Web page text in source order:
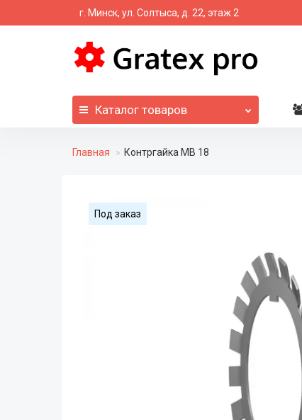
г. Минск, ул. Солтыса, д. 22, этаж 2
Каталог товаров
Главная Контргайка MB 18
Под заказ